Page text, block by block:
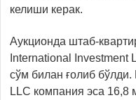
келиши керак.
Аукционда штаб-
International Investment
сўм билан ғолиб
LLC компания эса 16,8